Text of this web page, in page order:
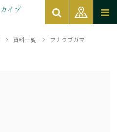
資料一覧 フナクブガマ